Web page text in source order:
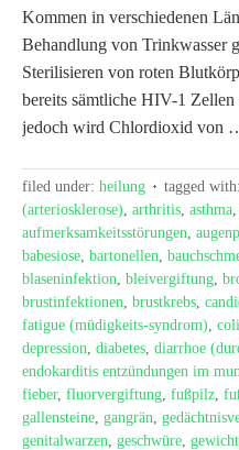
Kommen in verschiedenen
Behandlung von Trinkwasser
Sterilisieren von roten
bereits sämtliche HIV-1
jedoch wird Chlordioxid von
filed under: heilung tagged with:
(arteriosklerose), arthritis, asthma,
aufmerksamkeitsstörungen,
babesiose, bartonellen,
blaseninfektion, bleivergiftung,
brustinfektionen, brustkrebs,
fatigue (müdigkeits-syndrom),
depression, diabetes, diarrhoe
endokarditis entzündungen im
fieber, fluorvergiftung, fußpilz,
gallensteine, gangrän,
genitalwarzen, geschwüre,